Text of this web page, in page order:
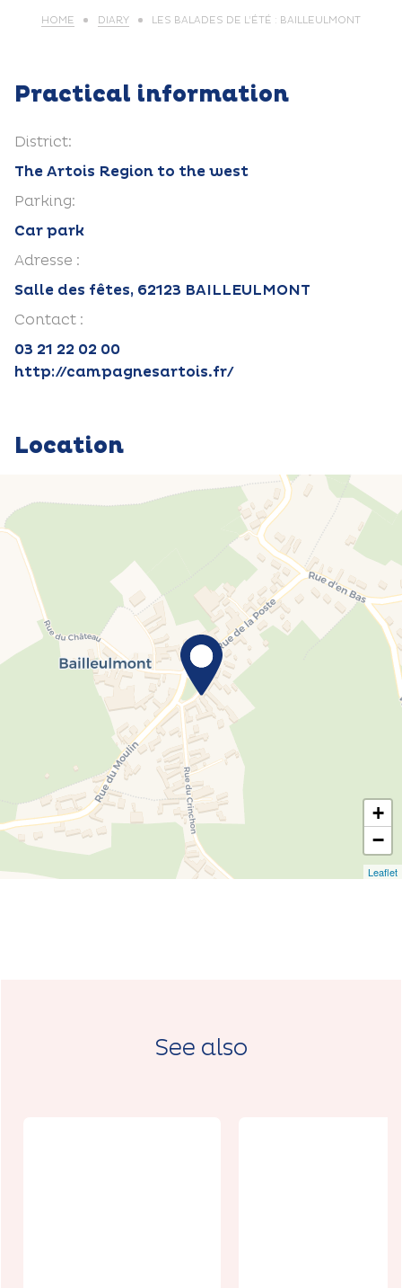
HOME DIARY LES BALADES DE L’ÉTÉ : BAILLEULMONT
Practical information
District:
The Artois Region to the west
Parking:
Car park
Adresse :
Salle des fêtes, 62123 BAILLEULMONT
Contact :
03 21 22 02 00
http://campagnesartois.fr/
Location
+
−
Leaflet
See also